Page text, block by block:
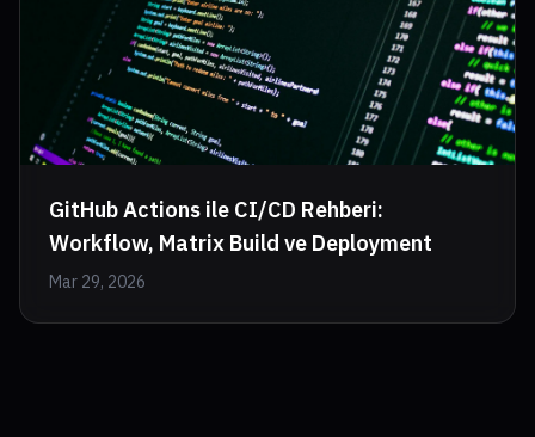
GitHub Actions ile CI/CD Rehberi:
Workflow, Matrix Build ve Deployment
Mar 29, 2026